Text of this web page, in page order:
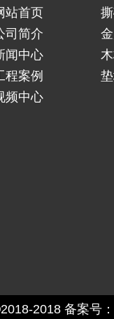
站首页
司简介
闻中心
程案例
频中心
2018 备案号